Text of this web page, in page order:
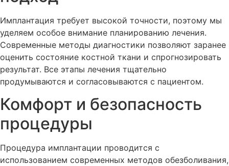
Имплантация требует высокой точности, поэтому мы
уделяем особое внимание планированию лечения.
Современные методы диагностики позволяют заранее
оценить состояние костной ткани и спрогнозировать
результат. Все этапы лечения тщательно
продумываются и согласовываются с пациентом.
Комфорт и безопасность
процедуры
Процедура имплантации проводится с
использованием современных методов обезболивания,